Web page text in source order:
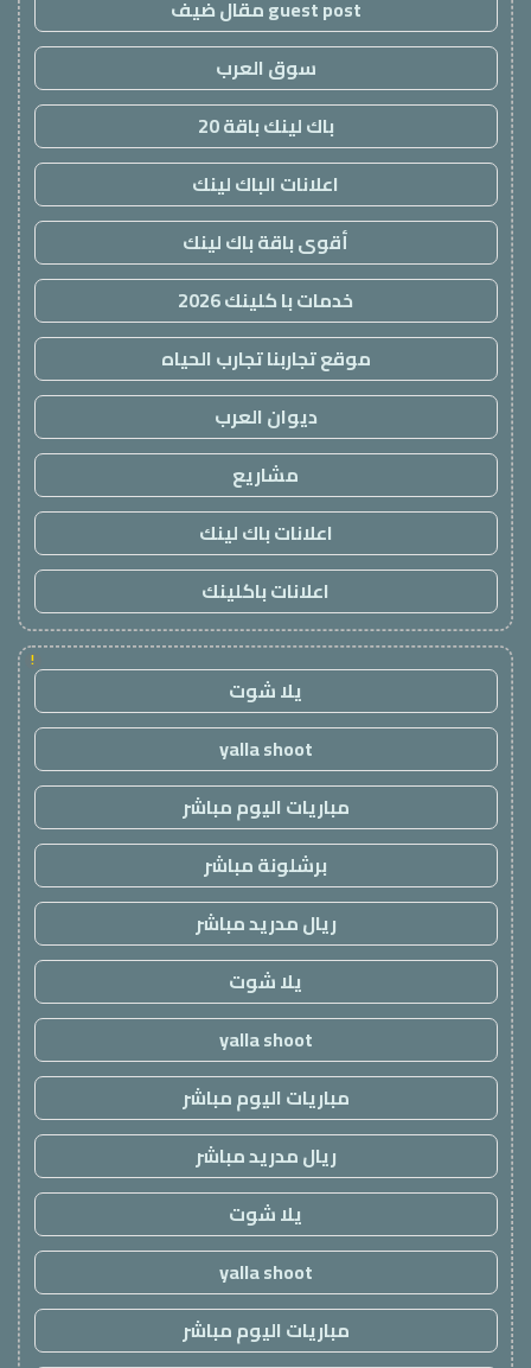
guest post مقال ضيف
سوق العرب
باك لينك باقة 20
اعلانات الباك لينك
أقوى باقة باك لينك
خدمات با كلينك 2026
موقع تجاربنا تجارب الحياه
ديوان العرب
مشاريع
اعلانات باك لينك
اعلانات باكلينك
!
يلا شوت
yalla shoot
مباريات اليوم مباشر
برشلونة مباشر
ريال مدريد مباشر
يلا شوت
yalla shoot
مباريات اليوم مباشر
ريال مدريد مباشر
يلا شوت
yalla shoot
مباريات اليوم مباشر